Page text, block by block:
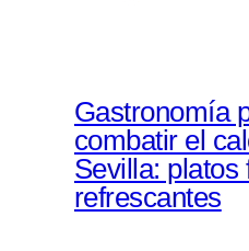
Gastronomía
combatir el
Sevilla: platos
refrescantes